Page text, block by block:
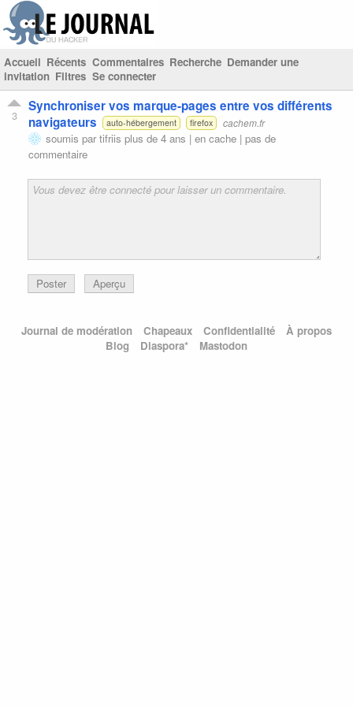
Accueil Récents Commentaires Recherche Demander une
invitation Filtres Se connecter
3
Synchroniser vos marque-pages entre vos différents
navigateurs
auto-hébergement firefox cachem.fr
soumis partifriis plus de 4 ans | en cache | pas de
commentaire
Poster Aperçu
Journal de modération Chapeaux Confidentialité
À propos
Blog
Diaspora* Mastodon